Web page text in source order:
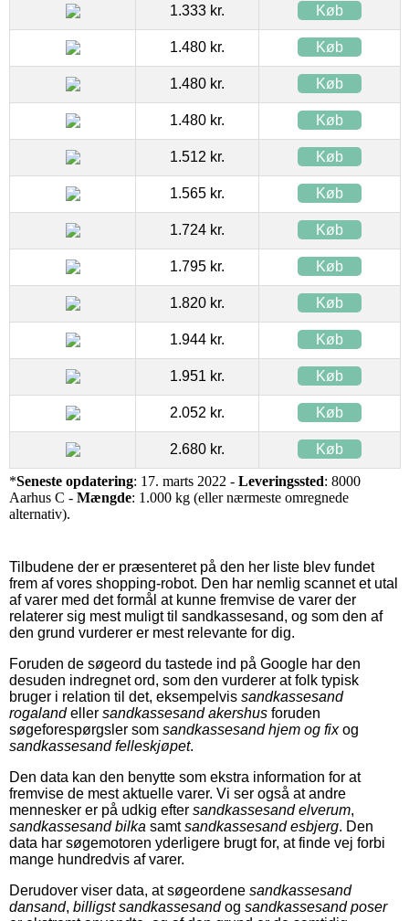
1.333 kr. Køb
1.480 kr. Køb
1.480 kr. Køb
1.480 kr. Køb
1.512 kr. Køb
1.565 kr. Køb
1.724 kr. Køb
1.795 kr. Køb
1.820 kr. Køb
1.944 kr. Køb
1.951 kr. Køb
2.052 kr. Køb
2.680 kr. Køb
*Seneste opdatering: 17. marts 2022 - Leveringssted: 8000
Aarhus C - Mængde: 1.000 kg (eller nærmeste omregnede
alternativ).
Tilbudene der er præsenteret på den her liste blev fundet
frem af vores shopping-robot. Den har nemlig scannet et utal
af varer med det formål at kunne fremvise de varer der
relaterer sig mest muligt til sandkassesand, og som den af
den grund vurderer er mest relevante for dig.
Foruden de søgeord du tastede ind på Google har den
desuden indregnet ord, som den vurderer at folk typisk
bruger i relation til det, eksempelvis sandkassesand
rogalandeller sandkassesand akershus foruden
søgeforespørgsler som sandkassesand hjem og fixog
sandkassesand felleskjøpet.
Den data kan den benytte som ekstra information for at
fremvise de mest aktuelle varer. Vi ser også at andre
mennesker er på udkig efter sandkassesand elverum,
sandkassesand bilka samtsandkassesand esbjerg. Den
data har søgemotoren yderligere brugt for, at finde vej forbi
mange hundredvis af varer.
Derudover viser data, at søgeordene sandkassesand
dansand, billigst sandkassesandog sandkassesand poser